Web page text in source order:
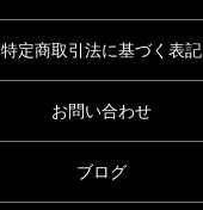
特定商取引法に基づく表記
お問い合わせ
ブログ